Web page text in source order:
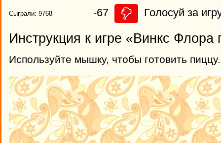
Сыграли: 9768 -67 Голосуй за
Инструкция к игре «Винкс Флора
Используйте мышку, чтобы готовить пиццу.